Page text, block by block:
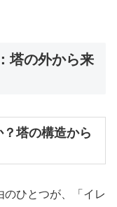
塔の外から来
塔の構造から
ひとつが、「イレ